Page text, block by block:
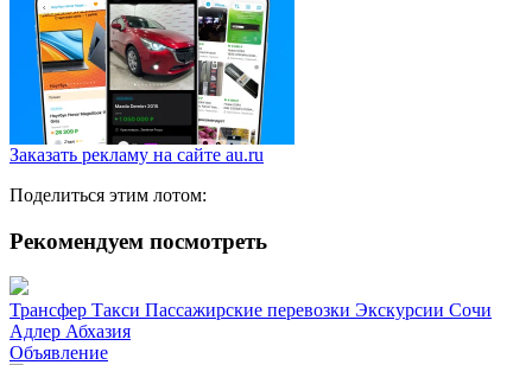
Заказать рекламу на сайте au.ru
Поделиться этим лотом:
Рекомендуем посмотреть
Трансфер Такси Пассажирские перевозки Экскурсии Сочи
Адлер Абхазия
Объявление